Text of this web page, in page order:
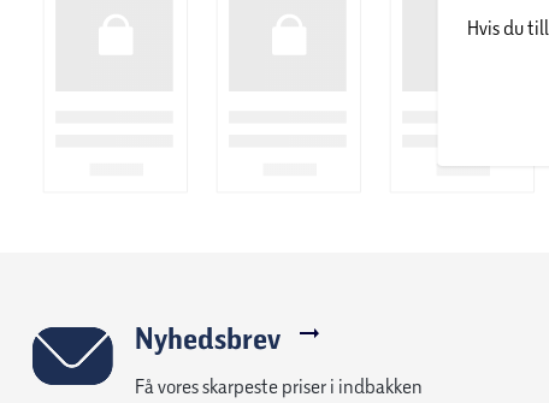
Det native 60Hz 4K-panel leverer en stabil og klar
ALLM og VRR understøtter jævn gameplay, og LG Game Portal
afhængigt af tjenesten. Game Optimizer og Game Dashboard
spilindstillinger.
Hvis du
Nyhedsbrev
Få vores skarpeste priser i indbakken